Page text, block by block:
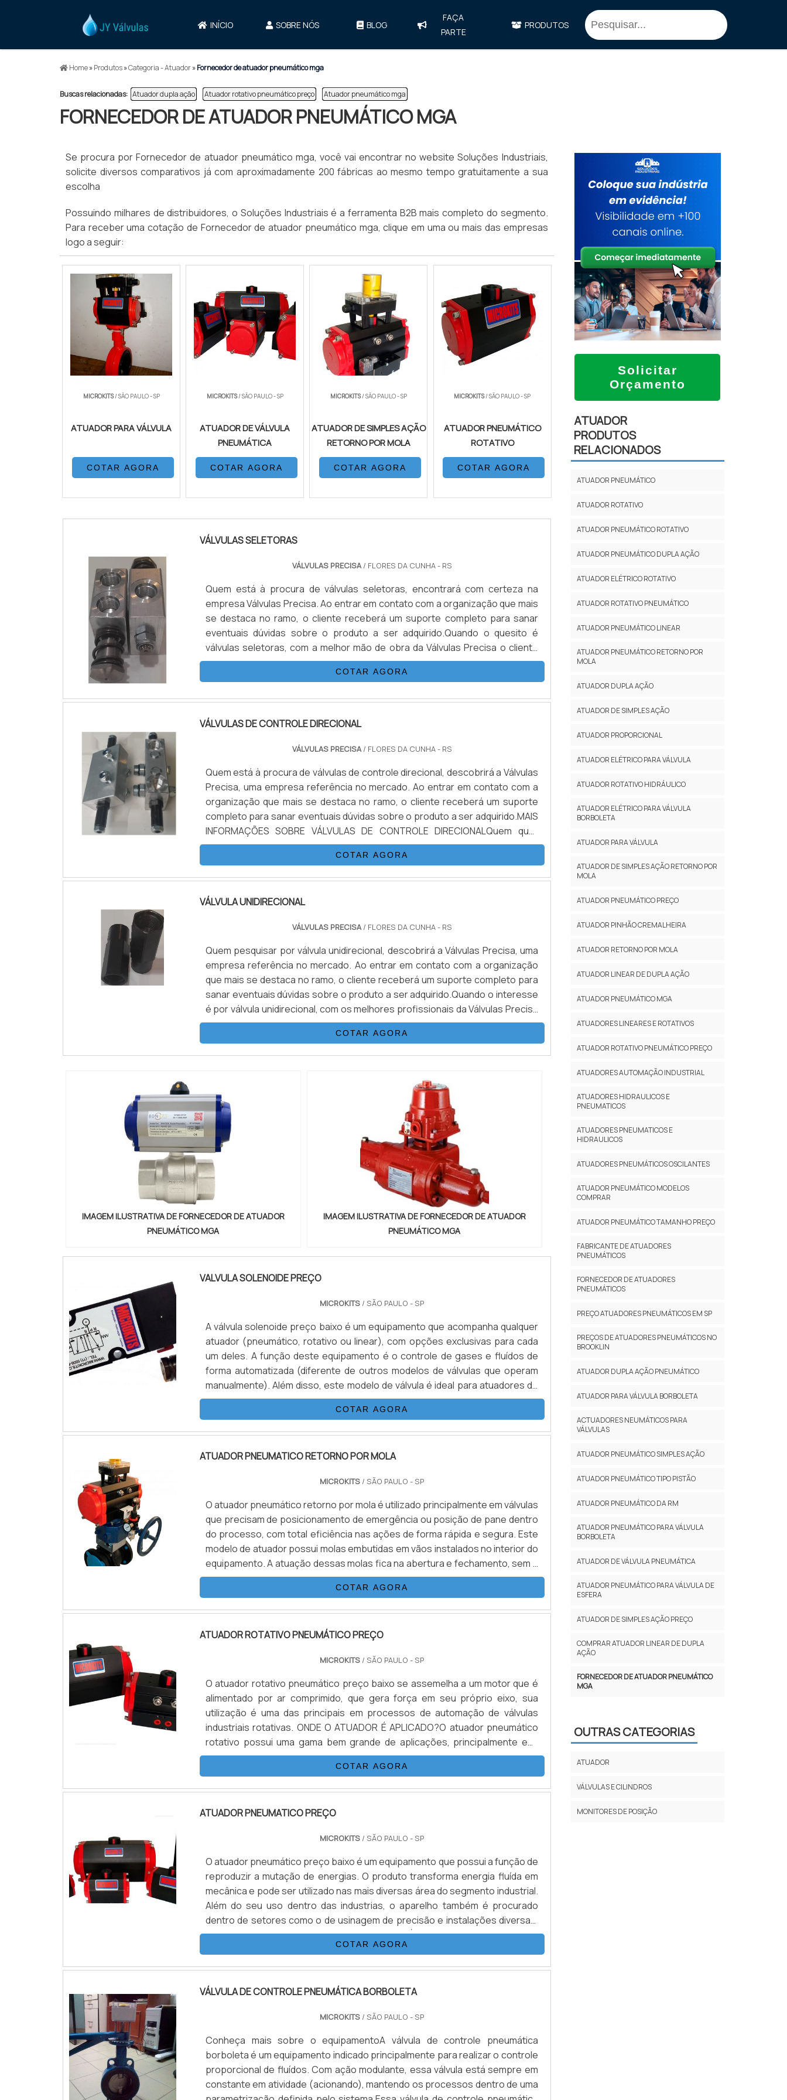
INÍCIO SOBRE NÓS BLOG
FAÇA
PARTE
PRODUTOS
Home»Produtos»Categoria - Atuador»Fornecedor de atuador pneumático mga
Buscas relacionadas: Atuador dupla ação Atuador rotativo pneumático preço Atuador pneumático mga
FORNECEDOR DE ATUADOR PNEUMÁTICO MGA
Se procura por Fornecedor de atuador pneumático mga, você vai encontrar no website Soluções Industriais,
solicite diversos comparativos já com aproximadamente 200 fábricas ao mesmo tempo gratuitamente a sua
escolha
Possuindo milhares de distribuidores, o Soluções Industriais é a ferramenta B2B mais completo do segmento.
Para receber uma cotação de Fornecedor de atuador pneumático mga, clique em uma ou mais das empresas
logo a seguir:
MICROKITS/ SÃO PAULO - SP
ATUADOR PARA VÁLVULA
COTAR AGORA
MICROKITS/ SÃO PAULO - SP
ATUADOR DE VÁLVULA
PNEUMÁTICA
COTAR AGORA
MICROKITS/ SÃO PAULO - SP
ATUADOR DE SIMPLES AÇÃO
RETORNO POR MOLA
COTAR AGORA
MICROKITS/ SÃO PAULO - SP
ATUADOR PNEUMÁTICO
ROTATIVO
COTAR AGORA
VÁLVULAS SELETORAS
VÁLVULAS PRECISA/ FLORES DA CUNHA - RS
Quem está à procura de válvulas seletoras, encontrará com certeza na
empresa Válvulas Precisa. Ao entrar em contato com a organização que mais
se destaca no ramo, o cliente receberá um suporte completo para sanar
eventuais dúvidas sobre o produto a ser adquirido.Quando o quesito é
válvulas seletoras, com a melhor mão de obra da Válvulas Precisa o cliente
poderá contar com excelente custo-benefício e atendimento eficaz em todo
COTAR AGORA
VÁLVULAS DE CONTROLE DIRECIONAL
VÁLVULAS PRECISA/ FLORES DA CUNHA - RS
Quem está à procura de válvulas de controle direcional, descobrirá a Válvulas
Precisa, uma empresa referência no mercado. Ao entrar em contato com a
organização que mais se destaca no ramo, o cliente receberá um suporte
completo para sanar eventuais dúvidas sobre o produto a ser adquirido.MAIS
INFORMAÇÕES SOBRE VÁLVULAS DE CONTROLE DIRECIONALQuem quer
encontrar válvulas de controle direcional em uma empresa que preza pela
COTAR AGORA
VÁLVULA UNIDIRECIONAL
VÁLVULAS PRECISA/ FLORES DA CUNHA - RS
Quem pesquisar por válvula unidirecional, descobrirá a Válvulas Precisa, uma
empresa referência no mercado. Ao entrar em contato com a organização
que mais se destaca no ramo, o cliente receberá um suporte completo para
sanar eventuais dúvidas sobre o produto a ser adquirido.Quando o interesse
é por válvula unidirecional, com os melhores profissionais da Válvulas Precisa
o cliente encontrará excelente custo-benefício e diversas opções d...
COTAR AGORA
IMAGEM ILUSTRATIVA DE FORNECEDOR DE ATUADOR
PNEUMÁTICO MGA
IMAGEM ILUSTRATIVA DE FORNECEDOR DE ATUADOR
PNEUMÁTICO MGA
VALVULA SOLENOIDE PREÇO
MICROKITS/ SÃO PAULO - SP
A válvula solenoide preço baixo é um equipamento que acompanha qualquer
atuador (pneumático, rotativo ou linear), com opções exclusivas para cada
um deles. A função deste equipamento é o controle de gases e fluídos de
forma automatizada (diferente de outros modelos de válvulas que operam
manualmente). Além disso, este modelo de válvula é ideal para atuadores de
dupla ação ou para atuadores por retorno de molas. O processo em que o
atuador pneumático está envolvido é na conversão de diversos tipo.
COTAR AGORA
ATUADOR PNEUMATICO RETORNO POR MOLA
MICROKITS/ SÃO PAULO - SP
O atuador pneumático retorno por mola é utilizado principalmente em válvulas
que precisam de posicionamento de emergência ou posição de pane dentro
do processo, com total eficiência nas ações de forma rápida e segura. Este
modelo de atuador possui molas embutidas em vãos instalados no interior do
equipamento. A atuação dessas molas fica na abertura e fechamento, sem a
necessidade do ar comprimido como em modelos convencionais.
INFORMAÇÕES IMPORTANTESO modelo padrão de atuador pneumático é
fabri.
COTAR AGORA
ATUADOR ROTATIVO PNEUMÁTICO PREÇO
MICROKITS/ SÃO PAULO - SP
O atuador rotativo pneumático preço baixo se assemelha a um motor que é
alimentado por ar comprimido, que gera força em seu próprio eixo, sua
utilização é uma das principais em processos de automação de válvulas
industriais rotativas. ONDE O ATUADOR É APLICADO?O atuador pneumático
rotativo possui uma gama bem grande de aplicações, principalmente em:
indústrias químicas ou plantas e sistemas suspensos em unidades de
tratamento d'água. Os atuadores em aço são ativos principalmente em áreas
mar.
COTAR AGORA
ATUADOR PNEUMATICO PREÇO
MICROKITS/ SÃO PAULO - SP
O atuador pneumático preço baixo é um equipamento que possui a função de
reproduzir a mutação de energias. O produto transforma energia fluída em
mecânica e pode ser utilizado nas mais diversas área do segmento industrial.
Além do seu uso dentro das industrias, o aparelho também é procurado
dentro de setores como o de usinagem de precisão e instalações diversas.
POR QUE OPTAR PELO ATUADOR PNEUMÁTICO?Diferente de outros
equipamentos, o atuador pneumático possui agilidade acima da média no
process.
COTAR AGORA
VÁLVULA DE CONTROLE PNEUMÁTICA BORBOLETA
MICROKITS/ SÃO PAULO - SP
Conheça mais sobre o equipamentoA válvula de controle pneumática
borboleta é um equipamento indicado principalmente para realizar o controle
proporcional de fluídos. Com ação modulante, essa válvula está sempre em
constante em atividade (acionando), mantendo os processos dentro de uma
Solicitar
Orçamento
ATUADOR
PRODUTOS
RELACIONADOS
ATUADOR PNEUMÁTICO
ATUADOR ROTATIVO
ATUADOR PNEUMÁTICO ROTATIVO
ATUADOR PNEUMÁTICO DUPLA AÇÃO
ATUADOR ELÉTRICO ROTATIVO
ATUADOR ROTATIVO PNEUMÁTICO
ATUADOR PNEUMÁTICO LINEAR
ATUADOR PNEUMÁTICO RETORNO POR
MOLA
ATUADOR DUPLA AÇÃO
ATUADOR DE SIMPLES AÇÃO
ATUADOR PROPORCIONAL
ATUADOR ELÉTRICO PARA VÁLVULA
ATUADOR ROTATIVO HIDRÁULICO
ATUADOR ELÉTRICO PARA VÁLVULA
BORBOLETA
ATUADOR PARA VÁLVULA
ATUADOR DE SIMPLES AÇÃO RETORNO POR
MOLA
ATUADOR PNEUMÁTICO PREÇO
ATUADOR PINHÃO CREMALHEIRA
ATUADOR RETORNO POR MOLA
ATUADOR LINEAR DE DUPLA AÇÃO
ATUADOR PNEUMÁTICO MGA
ATUADORES LINEARES E ROTATIVOS
ATUADOR ROTATIVO PNEUMÁTICO PREÇO
ATUADORES AUTOMAÇÃO INDUSTRIAL
ATUADORES HIDRAULICOS E
PNEUMATICOS
ATUADORES PNEUMATICOS E
HIDRAULICOS
ATUADORES PNEUMÁTICOS OSCILANTES
ATUADOR PNEUMÁTICO MODELOS
COMPRAR
ATUADOR PNEUMÁTICO TAMANHO PREÇO
FABRICANTE DE ATUADORES
PNEUMÁTICOS
FORNECEDOR DE ATUADORES
PNEUMÁTICOS
PREÇO ATUADORES PNEUMÁTICOS EM SP
PREÇOS DE ATUADORES PNEUMÁTICOS NO
BROOKLIN
ATUADOR DUPLA AÇÃO PNEUMÁTICO
ATUADOR PARA VÁLVULA BORBOLETA
ACTUADORES NEUMÁTICOS PARA
VÁLVULAS
ATUADOR PNEUMÁTICO SIMPLES AÇÃO
ATUADOR PNEUMÁTICO TIPO PISTÃO
ATUADOR PNEUMÁTICO DA RM
ATUADOR PNEUMÁTICO PARA VÁLVULA
BORBOLETA
ATUADOR DE VÁLVULA PNEUMÁTICA
ATUADOR PNEUMÁTICO PARA VÁLVULA DE
ESFERA
ATUADOR DE SIMPLES AÇÃO PREÇO
COMPRAR ATUADOR LINEAR DE DUPLA
AÇÃO
FORNECEDOR DE ATUADOR PNEUMÁTICO
MGA
OUTRAS CATEGORIAS
ATUADOR
VÁLVULAS E CILINDROS
MONITORES DE POSIÇÃO